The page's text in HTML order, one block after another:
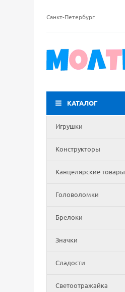
Санкт-Петербург
КАТАЛОГ
Игрушки
Конструкторы
Канцелярские товары
Головоломки
Брелоки
Значки
Сладости
Светоотражайка